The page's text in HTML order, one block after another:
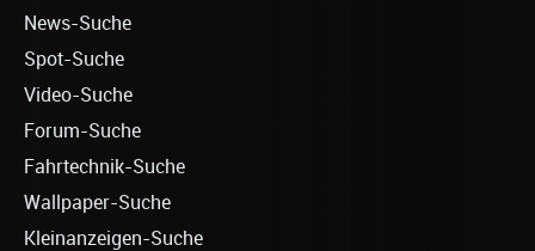
News-Suche
Spot-Suche
Video-Suche
Forum-Suche
Fahrtechnik-Suche
Wallpaper-Suche
Kleinanzeigen-Suche